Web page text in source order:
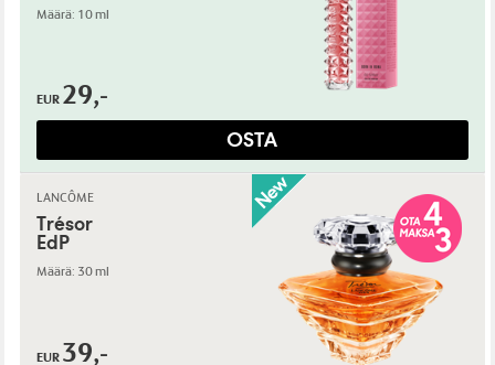
Määrä: 10 ml
EUR 29,-
OSTA
LANCÔME
Trésor
EdP
Määrä: 30 ml
EUR 39,-